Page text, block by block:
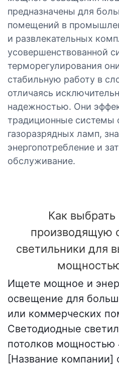
предназначены для
помещений в
и развлекательных
усовершенствованной
терморегулирования
стабильную работу в
отличаясь
надежностью. Они
традиционные системы
газоразрядных ламп,
энергопотребление и
обслуживание.
Как
производящую
светильники для
Ищете мощное и
освещение для
или коммерческих
Светодиодные
потолков мощностью
[Название компании]